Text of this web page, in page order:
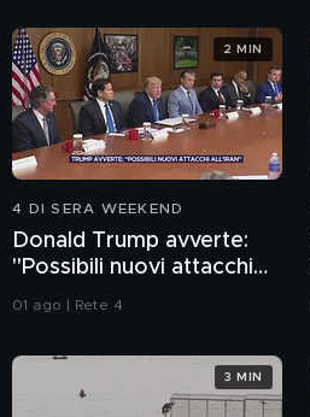
4 DI SERA WEEKEND
Donald Trump avverte:
"Possibili nuovi attacchi
all'Iran"
01 ago | Rete 4
2 MIN
3 MIN